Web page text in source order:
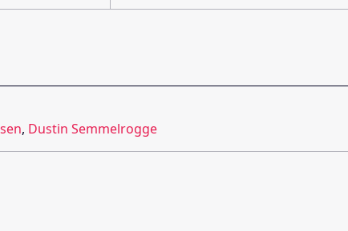
, Dustin Semmelrogge